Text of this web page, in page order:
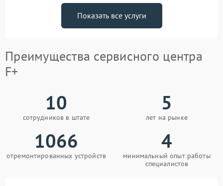
Показать все услуги
Преимущества сервисного центра
F+
10
сотрудников в штате
5
лет на рынке
1066
отремонтированных устройств
4
минимальный опыт работы
специалистов